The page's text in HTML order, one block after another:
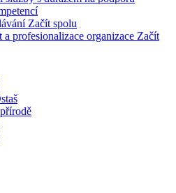
Začít spolu
profesionalizace organizace Začít